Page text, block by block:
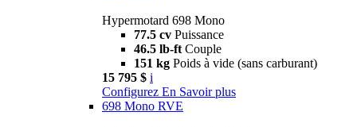
Hypermotard 698 Mono
77.5 cv Puissance
46.5 lb-ft Couple
151 kg Poids à vide (sans carburant)
15 795 $ i
Configurez En Savoir plus
698 Mono RVE